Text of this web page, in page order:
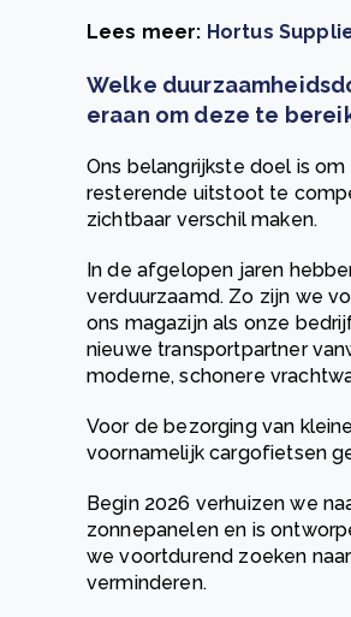
Lees meer: Hortus
Welke
eraan om deze te
Ons belangrijkste doel is
resterende uitstoot te
zichtbaar verschil maken.
In de afgelopen jaren
verduurzaamd. Zo zijn we
ons magazijn als onze
nieuwe transportpartner
moderne, schonere
Voor de bezorging van
voornamelijk cargofietsen
Begin 2026 verhuizen we
zonnepanelen en is
we voortdurend zoeken
verminderen.